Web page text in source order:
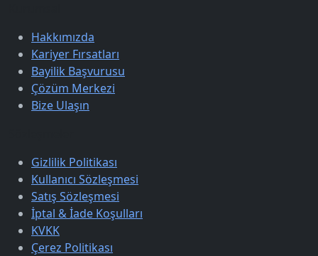
Hakkımızda
Kariyer Fırsatları
Bayilik Başvurusu
Çözüm Merkezi
Bize Ulaşın
Gizlilik Politikası
Kullanıcı Sözleşmesi
Satış Sözleşmesi
İptal & İade Koşulları
KVKK
Çerez Politikası